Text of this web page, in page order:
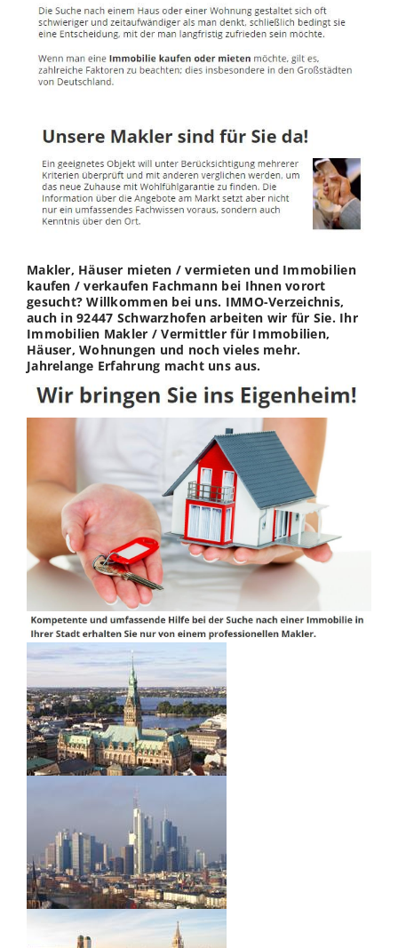
Makler, Häuser mieten / vermieten und Immobilien
kaufen / verkaufen Fachmann bei Ihnen vorort
gesucht? Willkommen bei uns. IMMO-Verzeichnis,
auch in 92447 Schwarzhofen arbeiten wir für Sie. Ihr
Immobilien Makler / Vermittler für Immobilien,
Häuser, Wohnungen und noch vieles mehr.
Jahrelange Erfahrung macht uns aus.